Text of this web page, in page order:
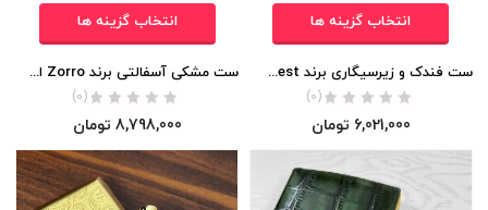
انتخاب گزینه ها
ست فندک و زیرسیگاری برند Honest اورجینال
(0)
6,021,000 تومان
انتخاب گزینه ها
ست مشکی آسفالتی برند Zorro اورجینال
(0)
8,798,000 تومان